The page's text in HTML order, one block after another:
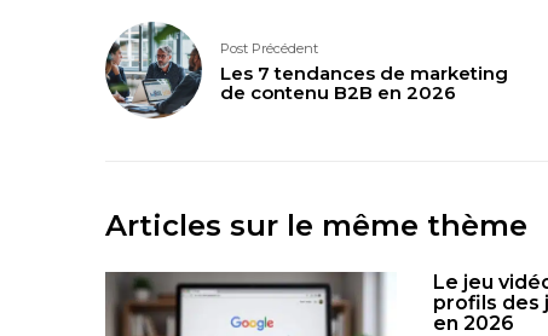
Post Précédent
Les 7 tendances de marketing
de contenu B2B en 2026
Articles sur le même thème
Le jeu
profils des
en 2026